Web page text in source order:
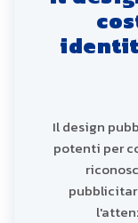
Il design
potenti per